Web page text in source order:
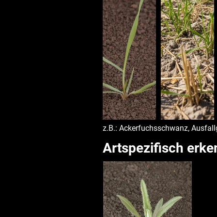
z.B.: Ackerfuchsschwanz,
Artspezifisch